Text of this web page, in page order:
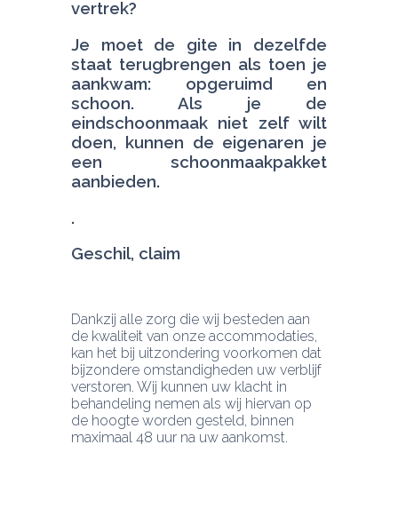
Je moet de gite in dezelfde
staat terugbrengen als toen je
aankwam: opgeruimd en
schoon. Als je de
eindschoonmaak niet zelf wilt
doen, kunnen de eigenaren je
een schoonmaakpakket
aanbieden.
Geschil, claim
Dankzij alle zorg die wij besteden aan
de kwaliteit van onze accommodaties,
kan het bij uitzondering voorkomen dat
bijzondere omstandigheden uw verblijf
verstoren. Wij kunnen uw klacht in
behandeling nemen als wij hiervan op
de hoogte worden gesteld, binnen
maximaal 48 uur na uw aankomst.